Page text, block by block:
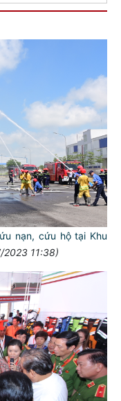
nạn, cứu hộ tại Khu
2023 11:38)